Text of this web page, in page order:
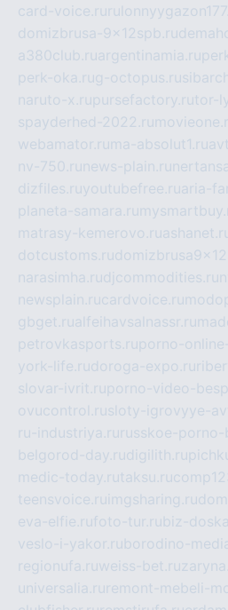
card-voice.ru
domizbrusa-9x12spb.ru
a380club.ruargentinamia.ru
perk-oka.rug-octopus.ru
naruto-x.rupursefactory.rutor-
spayderhed-2022.ru
webamator.ru ma-absolut1.ru
nv-750.ru news-plain.ru
dizfiles.ruyoutubefree.ruaria-
planeta-samara.ru
matrasy-kemerovo.ru
dotcustoms.ru
narasimha.rudjcommodities.ru
newsplain.rucardvoice.ru
gbget.rualfeihavsalnassr.ru
petrovkasports.ruporno-
york-life.rudoroga-expo.ru
slovar-ivrit.ruporno-video-
ovucontrol.rusloty-igrovyye-
ru-industriya.ru russkoe-
belgorod-day.rudigilith.ru
medic-today.rutaksu.ru
teensvoice.ru imgsharing.ru
eva-elfie.rufoto-tur.rubiz-
veslo-i-yakor.ruborodino-
regionufa.ruweiss-bet.ru
universalia.ru remont-mebeli-